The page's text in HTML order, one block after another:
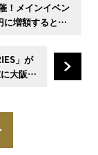
！メインイベン
に増額すると発
」が
大阪で